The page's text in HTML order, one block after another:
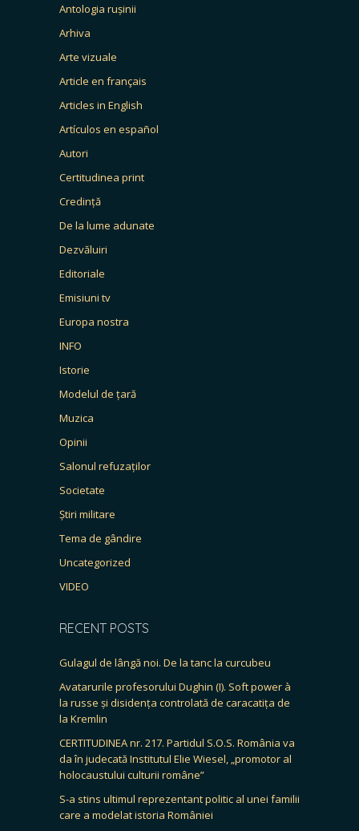
Antologia rușinii
Arhiva
Arte vizuale
Article en français
Articles in English
Artículos en español
Autori
Certitudinea print
Credință
De la lume adunate
Dezvăluiri
Editoriale
Emisiuni tv
Europa nostra
INFO
Istorie
Modelul de țară
Muzica
Opinii
Salonul refuzaților
Societate
Știri militare
Tema de gândire
Uncategorized
VIDEO
RECENT POSTS
Gulagul de lângă noi. De la tanc la curcubeu
Avatarurile profesorului Dughin (I). Soft power à
la russe și disidența controlată de caracatița de
la Kremlin
CERTITUDINEA nr. 217. Partidul S.O.S. România va
da în judecată Institutul Elie Wiesel, „promotor al
holocaustului culturii române”
S-a stins ultimul reprezentant politic al unei familii
care a modelat istoria României